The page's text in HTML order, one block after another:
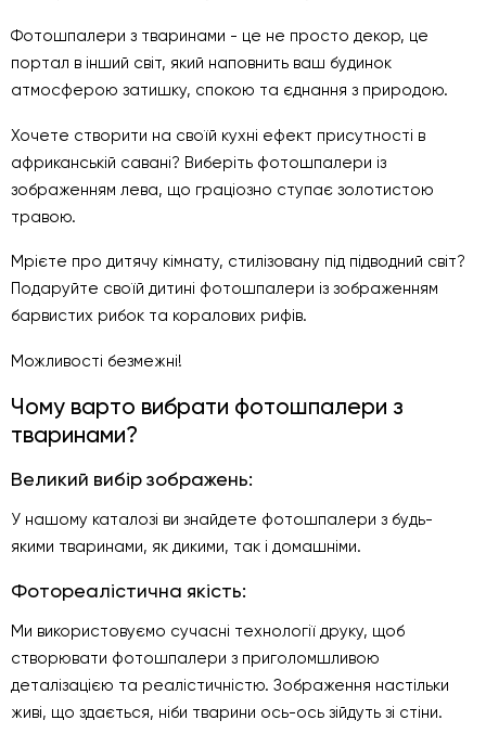
Фотошпалери з тваринами - це не просто декор, це
портал в інший світ, який наповнить ваш будинок
атмосферою затишку, спокою та єднання з природою.
Хочете створити на своїй кухні ефект присутності в
африканській савані? Виберіть фотошпалери із
зображенням лева, що граціозно ступає золотистою
травою.
Мрієте про дитячу кімнату, стилізовану під підводний світ?
Подаруйте своїй дитині фотошпалери із зображенням
барвистих рибок та коралових рифів.
Можливості безмежні!
Чому варто вибрати фотошпалери з
тваринами?
Великий вибір зображень:
У нашому каталозі ви знайдете фотошпалери з будь-
якими тваринами, як дикими, так і домашніми.
Фотореалістична якість:
Ми використовуємо сучасні технології друку, щоб
створювати фотошпалери з приголомшливою
деталізацією та реалістичністю. Зображення настільки
живі, що здається, ніби тварини ось-ось зійдуть зі стіни.